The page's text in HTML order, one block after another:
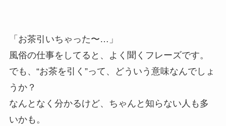
「お茶引いちゃった〜…」
風俗の仕事をしてると、よく聞くフレーズです。
でも、“お茶を引く”って、どういう意味なんでしょ
うか？
なんとなく分かるけど、ちゃんと知らない人も多
いかも。